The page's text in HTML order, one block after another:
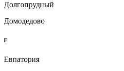
Долгопрудный
Домодедово
Е
Евпатория